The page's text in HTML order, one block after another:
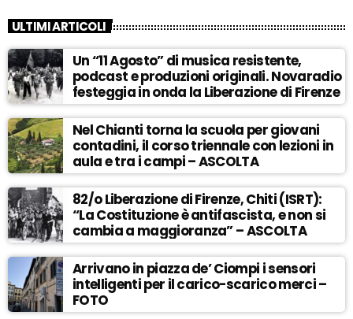
ULTIMI ARTICOLI
Un “11 Agosto” di musica resistente,
podcast e produzioni originali. Novaradio
festeggia in onda la Liberazione di Firenze
Nel Chianti torna la scuola per giovani
contadini, il corso triennale con lezioni in
aula e tra i campi – ASCOLTA
82/o Liberazione di Firenze, Chiti (ISRT):
“La Costituzione è antifascista, e non si
cambia a maggioranza” – ASCOLTA
Arrivano in piazza de’ Ciompi i sensori
intelligenti per il carico-scarico merci –
FOTO